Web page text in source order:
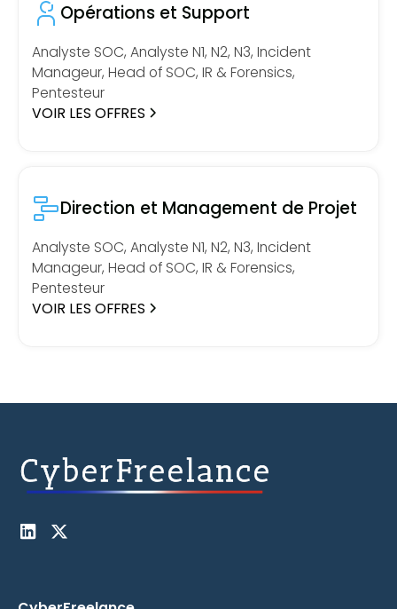
Opérations et Support
Analyste SOC, Analyste N1, N2, N3, Incident
Manageur, Head of SOC, IR & Forensics,
Pentesteur
VOIR LES OFFRES
Direction et Management de Projet
Analyste SOC, Analyste N1, N2, N3, Incident
Manageur, Head of SOC, IR & Forensics,
Pentesteur
VOIR LES OFFRES